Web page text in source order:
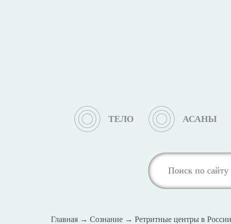
ТЕЛО АСАНЫ
Главная → Сознание → Ретритные центры в России